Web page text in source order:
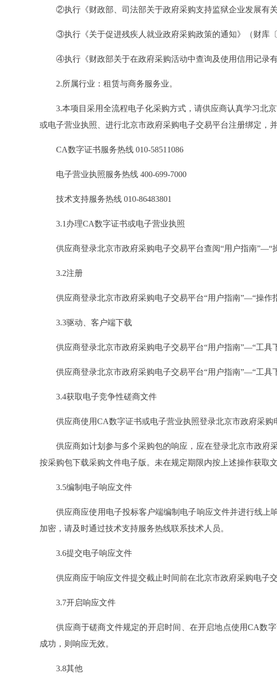
②执行《财政部、司法部关于政府采购支持监狱企业发展有关
③执行《关于促进残疾人就业政府采购政策的通知》（财库〔
④执行《财政部关于在政府采购活动中查询及使用信用记录有
2.所属行业：租赁与商务服务业。
3.本项目采用全流程电子化采购方式，请供应商认真学习北京
或电子营业执照、进行北京市政府采购电子交易平台注册绑定，
CA数字证书服务热线 010-58511086
电子营业执照服务热线 400-699-7000
技术支持服务热线 010-86483801
3.1办理CA数字证书或电子营业执照
供应商登录北京市政府采购电子交易平台查阅“用户指南”—“
3.2注册
供应商登录北京市政府采购电子交易平台“用户指南”—“操作
3.3驱动、客户端下载
供应商登录北京市政府采购电子交易平台“用户指南”—“工具
供应商登录北京市政府采购电子交易平台“用户指南”—“工具
3.4获取电子竞争性磋商文件
供应商使用CA数字证书或电子营业执照登录北京市政府采购
供应商如计划参与多个采购包的响应，应在登录北京市政府采
按采购包下载采购文件电子版。未在规定期限内按上述操作获取
3.5编制电子响应文件
供应商应使用电子投标客户端编制电子响应文件并进行线上
加密，请及时通过技术支持服务热线联系技术人员。
3.6提交电子响应文件
供应商应于响应文件提交截止时间前在北京市政府采购电子交
3.7开启响应文件
供应商于磋商文件规定的开启时间、在开启地点使用CA数字
成功，则响应无效。
3.8其他